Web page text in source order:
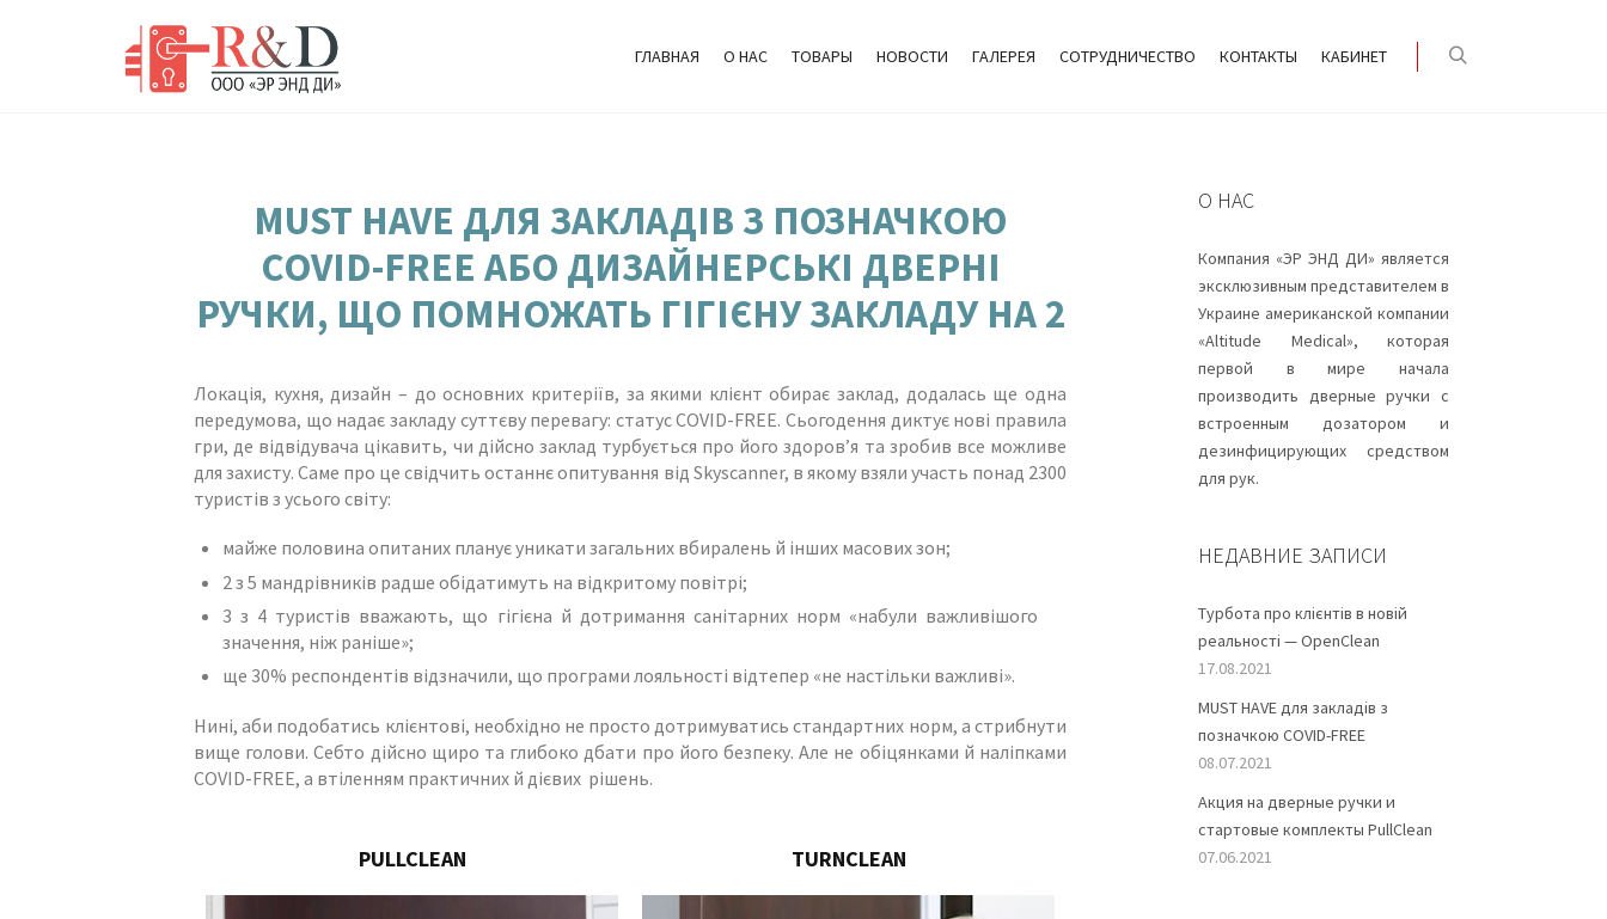
ГЛАВНАЯ О НАС ТОВАРЫ НОВОСТИ ГАЛЕРЕЯ CОТРУДНИЧЕСТВО КОНТАКТЫ КАБИНЕТ
MUST HAVE ДЛЯ ЗАКЛАДІВ З ПОЗНАЧКОЮ
COVID-FREE АБО ДИЗАЙНЕРСЬКІ ДВЕРНІ
РУЧКИ, ЩО ПОМНОЖАТЬ ГІГІЄНУ ЗАКЛАДУ НА 2
Локація, кухня, дизайн – до основних критеріїв, за якими клієнт обирає заклад, додалась ще одна
передумова, що надає закладу суттєву перевагу: статус COVID-FREE. Сьогодення диктує нові правила
гри, де відвідувача цікавить, чи дійсно заклад турбується про його здоров’я та зробив все можливе
для захисту. Саме про це свідчить останнє опитування від Skyscanner, в якому взяли участь понад 2300
туристів з усього світу:
майже половина опитаних планує уникати загальних вбиралень й інших масових зон;
2 з 5 мандрівників радше обідатимуть на відкритому повітрі;
3 з 4 туристів вважають, що гігієна й дотримання санітарних норм «набули важливішого
значення, ніж раніше»;
ще 30% респондентів відзначили, що програми лояльності відтепер «не настільки важливі».
Нині, аби подобатись клієнтові, необхідно не просто дотримуватись стандартних норм, а стрибнути
вище голови. Себто дійсно щиро та глибоко дбати про його безпеку. Але не обіцянками й наліпками
COVID-FREE, а втіленням практичних й дієвих рішень.
PULLCLEAN TURNCLEAN
О НАС
Компания «ЭР ЭНД ДИ» является
эксклюзивным представителем в
Украине американской компании
«Altitude Medical», которая
первой в мире начала
производить дверные ручки с
встроенным дозатором и
дезинфицирующих средством
для рук.
НЕДАВНИЕ ЗАПИСИ
Турбота про клієнтів в новій
реальності — OpenClean
17.08.2021
MUST HAVE для закладів з
позначкою COVID-FREE
08.07.2021
Акция на дверные ручки и
стартовые комплекты PullClean
07.06.2021